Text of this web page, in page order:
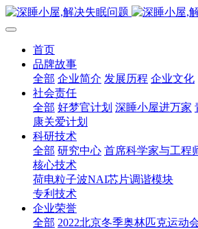
首页
品牌故事
全部 企业简介 发展历程 企业文化
社会责任
全部 好梦官计划 深睡小屋进万家
康关爱计划
科研技术
全部 研究中心 首席科学家与工程
核心技术
荷电粒子波NAI芯片调谐模块
专利技术
企业荣誉
全部 2022北京冬季奥林匹克运动